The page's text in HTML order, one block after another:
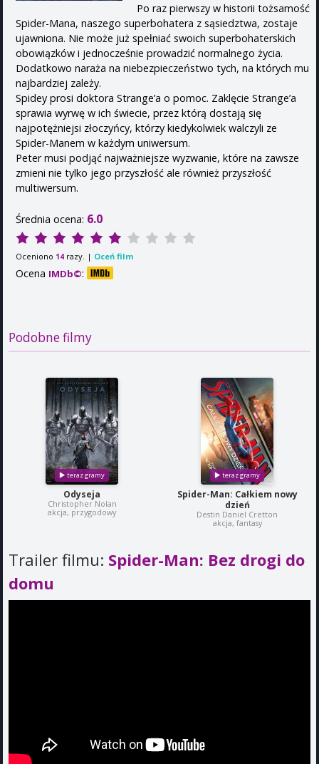
Po raz pierwszy w historii tożsamość
Spider-Mana, naszego superbohatera z sąsiedztwa, zostaje
ujawniona. Nie może już spełniać swoich superbohaterskich
obowiązków i jednocześnie prowadzić normalnego życia.
Dodatkowo naraża na niebezpieczeństwo tych, na których mu
najbardziej zależy.
Spidey prosi doktora Strange’a o pomoc. Zaklęcie Strange’a
sprawia wyrwę w ich świecie, przez którą dostają się
najpotężniejsi złoczyńcy, którzy kiedykolwiek walczyli ze
Spider-Manem w każdym uniwersum.
Peter musi podjąć najważniejsze wyzwanie, które na zawsze
zmieni nie tylko jego przyszłość ale również przyszłość
multiwersum.
Średnia ocena: 6.0
Oceniono 14 razy. | Oceń film
Ocena IMDb©:
Podobne filmy
Odyseja
Christopher Nolan
akcja, przygodowy
Spider-Man: Całkiem nowy
dzień
Destin Daniel Cretton
akcja, fantasy
Trailer filmu: Spider-Man: Bez drogi do
domu